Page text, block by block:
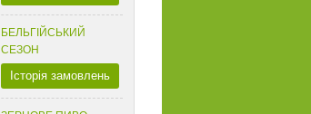
БЕЛЬГІЙСЬКИЙ
СЕЗОН
Історія замовлень